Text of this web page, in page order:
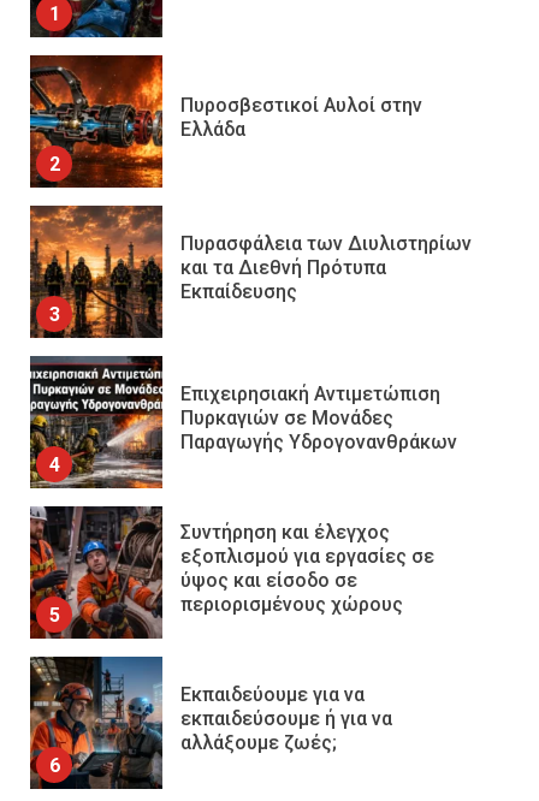
1
2
Πυροσβεστικοί Αυλοί στην
Ελλάδα
3
Πυρασφάλεια των Διυλιστηρίων
και τα Διεθνή Πρότυπα
Εκπαίδευσης
4
Επιχειρησιακή Αντιμετώπιση
Πυρκαγιών σε Μονάδες
Παραγωγής Υδρογονανθράκων
5
Συντήρηση και έλεγχος
εξοπλισμού για εργασίες σε
ύψος και είσοδο σε
περιορισμένους χώρους
6
Εκπαιδεύουμε για να
εκπαιδεύσουμε ή για να
αλλάξουμε ζωές;